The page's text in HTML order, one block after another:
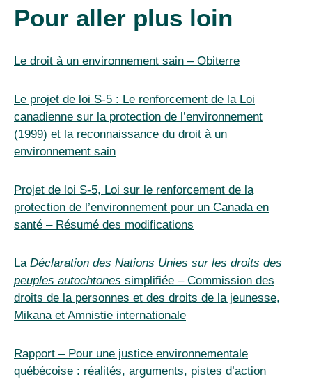
Pour aller plus loin
Le droit à un environnement sain – Obiterre
Le projet de loi S-5 : Le renforcement de la Loi
canadienne sur la protection de l’environnement
(1999) et la reconnaissance du droit à un
environnement sain
Projet de loi S-5, Loi sur le renforcement de la
protection de l’environnement pour un Canada en
santé – Résumé des modifications
La Déclaration des Nations Unies sur les droits des
peuples autochtones simplifiée – Commission des
droits de la personnes et des droits de la jeunesse,
Mikana et Amnistie internationale
Rapport – Pour une justice environnementale
québécoise : réalités, arguments, pistes d’action